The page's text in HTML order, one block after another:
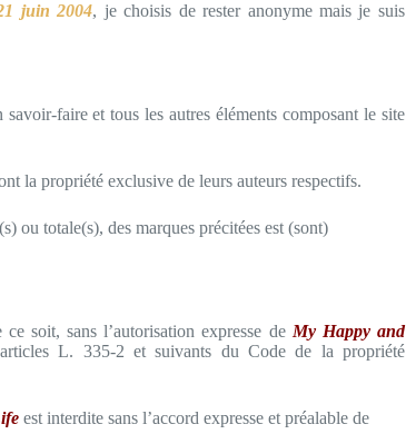
juin 2004, je choisis de rester anonyme mais je suis
faire et tous les autres éléments composant le site
la propriété exclusive de leurs auteurs respectifs.
ou totale(s), des marques précitées est (sont)
soit, sans l’autorisation expresse de My Happy and
L. 335-2 et suivants du Code de la propriété
est interdite sans l’accord expresse et préalable de